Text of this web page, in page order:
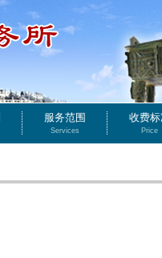
服务范围
Services
收费标
Price